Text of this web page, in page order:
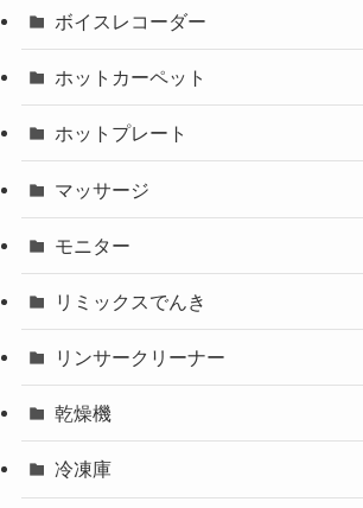
ボイスレコーダー
ホットカーペット
ホットプレート
マッサージ
モニター
リミックスでんき
リンサークリーナー
乾燥機
冷凍庫